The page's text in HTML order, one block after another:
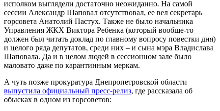
исполком выглядели достаточно неожиданно. На самой
сессии Александр Шаповал отсутствовал, ее вел секретарь
горсовета Анатолий Пастух. Также не было начальника
Управления ЖКХ Виктора Ребенка (который вообще-то
должен был читать доклад по главному вопросу повестки дня)
и целого ряда депутатов, среди них – и сына мэра Владислава
Шаповала. Да и в целом людей в сессионном зале было
маловато даже по карантинным меркам.
А чуть позже прокуратура Днепропетровской области
выпустила официальный пресс-релиз, где рассказала об
обысках в одном из горсоветов: